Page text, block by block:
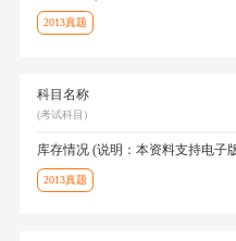
2013真题
科目名称
(考试科目)
库存情况 (说明：本资料支持电子
2013真题